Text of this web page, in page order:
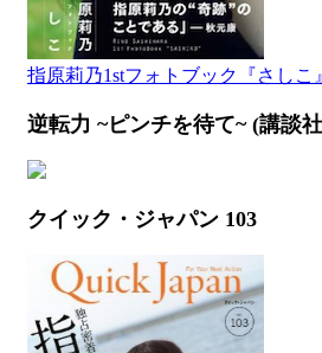
指原莉乃1stフォトブック『さしこ
逆転力 ~ピンチを待て~ (講談
クイック・ジャパン 103